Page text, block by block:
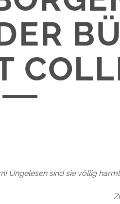
Ungelesen sind sie völlig